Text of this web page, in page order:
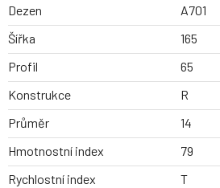
Dezen
A701
Šířka
165
Profil
65
Konstrukce
R
Průměr
14
Hmotnostní index
79
Rychlostní index
T